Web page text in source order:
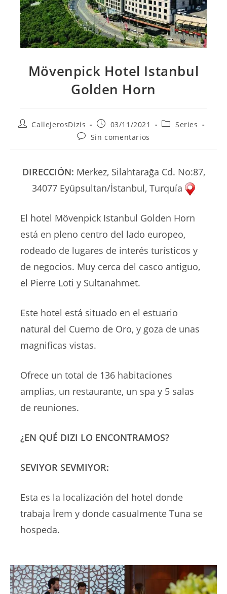
Mövenpick Hotel Istanbul
Golden Horn
AutorCallejerosDizis
Publicación
la
03/11/2021
Categoría
Series
Comentarios
Sin comentarios
DIRECCIÓN: Merkez, Silahtarağa Cd. No:87,
34077 Eyüpsultan/İstanbul, Turquía
El hotel Mövenpick Istanbul Golden Horn
está en pleno centro del lado europeo,
rodeado de lugares de interés turísticos y
de negocios. Muy cerca del casco antiguo,
el Pierre Loti y Sultanahmet.
Este hotel está situado en el estuario
natural del Cuerno de Oro, y goza de unas
magnificas vistas.
Ofrece un total de 136 habitaciones
amplias, un restaurante, un spa y 5 salas
de reuniones.
¿EN QUÉ DIZI LO ENCONTRAMOS?
SEVIYOR SEVMIYOR:
Esta es la localización del hotel donde
trabaja İrem y donde casualmente Tuna se
hospeda.